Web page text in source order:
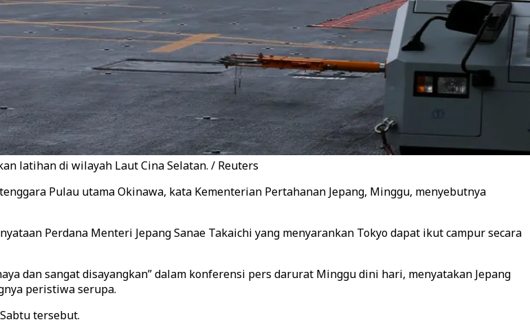
latihan di wilayah Laut Cina Selatan. / Reuters
Pulau utama Okinawa, kata Kementerian Pertahanan Jepang, Minggu, menyebutnya
Perdana Menteri Jepang Sanae Takaichi yang menyarankan Tokyo dapat ikut campur secara
dan sangat disayangkan” dalam konferensi pers darurat Minggu dini hari, menyatakan Jepang
peristiwa serupa.
tersebut.